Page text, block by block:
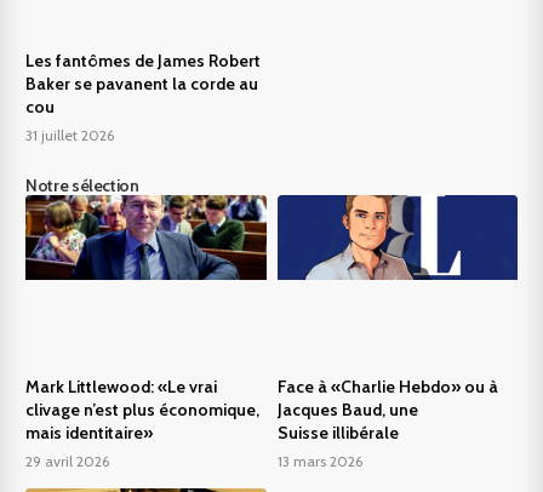
Les fantômes de James Robert
Baker se pavanent la corde au
cou
31 juillet 2026
Notre sélection
Mark Littlewood: «Le vrai
clivage n’est plus économique,
mais identitaire»
29 avril 2026
Face à «Charlie Hebdo» ou à
Jacques Baud, une
Suisse illibérale
13 mars 2026